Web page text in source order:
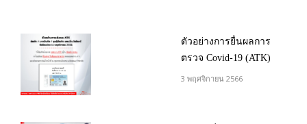
ตัวอย่างการยื่นผลการ
ตรวจ Covid-19 (ATK)
3 พฤศจิกายน 2566